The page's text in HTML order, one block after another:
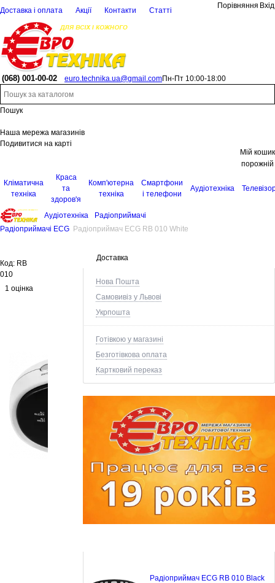
Доставка і оплата Акції Контакти Статті
Порівняння Вхід
(068) 001-00-02 euro.technika.ua@gmail.comПн-Пт 10:00-18:00
Пошук
Наша мережа магазинів
Подивитися на карті
Мій кошик
порожній
Кліматична
техніка
Краса
та
здоров'я
Комп'ютерна
техніка
Смартфони
і телефони
Аудіотехніка
Аудіотехніка
Радіоприймачі
Радіоприймачі ECG Радіоприймач ECG RB 010 White
Доставка
Нова Пошта
Самовивіз у Львові
Укрпошта
Готівкою у магазині
Безготівкова оплата
Картковий переказ
Радіоприймач ECG RB 010 Black
Код: RB
010
1 оцінка